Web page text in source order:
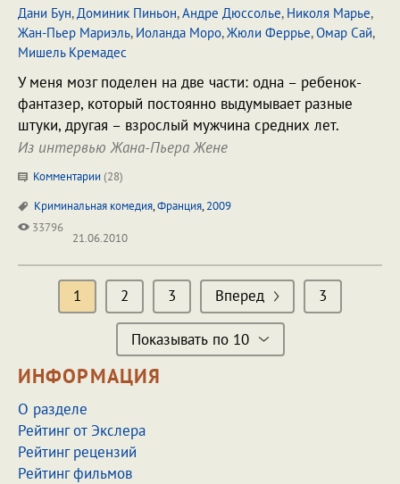
Дани Бун,Доминик Пиньон,Андре Дюссолье, Николя Марье,
Жан-Пьер Мариэль, Иоланда Моро,Жюли Феррье,Омар Сай,
Мишель Кремадес
У меня мозг поделен на две части: одна – ребенок-
фантазер, который постоянно выдумывает разные
штуки, другая – взрослый мужчина средних лет.
Из интервью Жана-Пьера Жене
Комментарии (28)
Криминальная комедия,Франция,2009
33796
21.06.2010
1 2 3 Вперед 3
Показывать по 10
ИНФОРМАЦИЯ
О разделе
Рейтинг от Экслера
Рейтинг рецензий
Рейтинг фильмов